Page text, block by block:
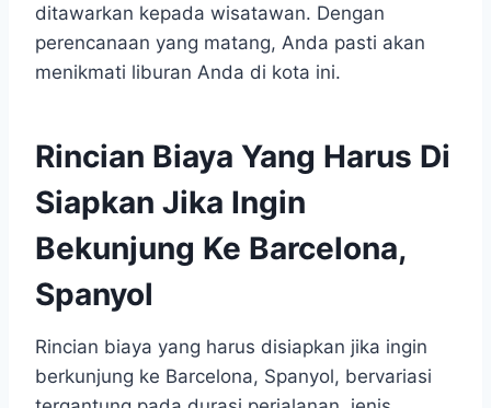
ditawarkan kepada wisatawan. Dengan
perencanaan yang matang, Anda pasti akan
menikmati liburan Anda di kota ini.
Rincian Biaya Yang Harus Di
Siapkan Jika Ingin
Bekunjung Ke Barcelona,
Spanyol
Rincian biaya yang harus disiapkan jika ingin
berkunjung ke Barcelona, Spanyol, bervariasi